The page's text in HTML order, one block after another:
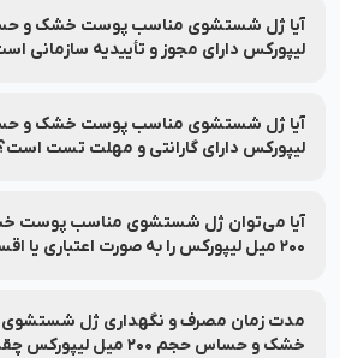
لیپورکس توسط برند لیپورکس در کشور
لیپورکس دارای مجوز و تأییدیه سازمانی
لیپورکس دارای مجوز از وزارت بهداشت و
و اطلاعات آن در سامانه رسمی قابل استعلام
لیپورکس دارای گارانتی و مهلت تست
لیپورکس با گارانتی اصالت و سلامت
با اطمینان خرید
آیا می‌توان ژل شستشوی مناسب
200 میل لیپورکس را به صورت اعتباری یا اقساطی خرید کرد؟
نشاط رخ می‌توانید بدون نیاز به ضامن و
اقساطی خرید کنید.
مدت زمان مصرف و نگهداری ژل
خشک و حساس حجم 200 میل لیپورکس چقدر است؟